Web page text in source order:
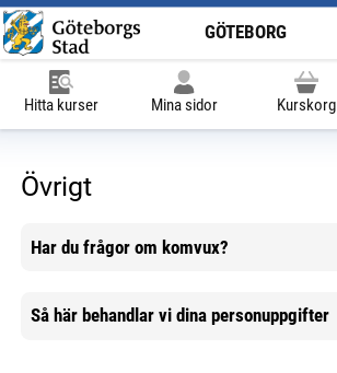
GÖTEBORG
Hitta kurser Mina sidor Kurskorg
Övrigt
Har du frågor om komvux?
Mer information
Så här behandlar vi dina personuppgifter